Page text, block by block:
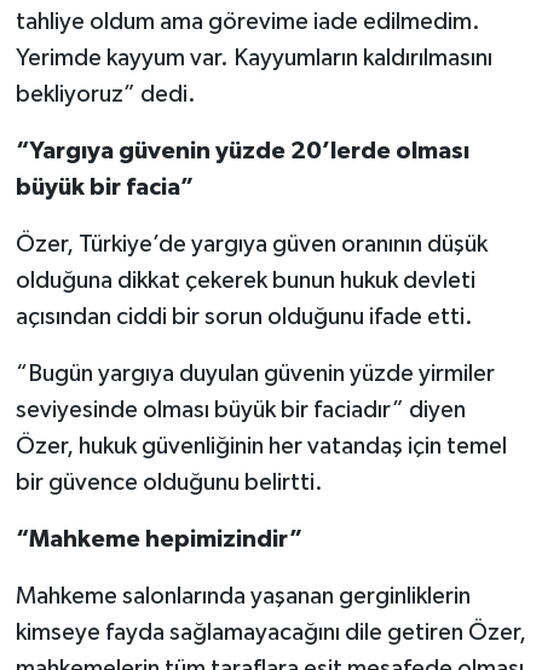
tahliye oldum ama görevime iade edilmedim.
Yerimde kayyum var. Kayyumların kaldırılmasını
bekliyoruz” dedi.
“Yargıya güvenin yüzde 20’lerde olması
büyük bir facia”
Özer, Türkiye’de yargıya güven oranının düşük
olduğuna dikkat çekerek bunun hukuk devleti
açısından ciddi bir sorun olduğunu ifade etti.
“Bugün yargıya duyulan güvenin yüzde yirmiler
seviyesinde olması büyük bir faciadır” diyen
Özer, hukuk güvenliğinin her vatandaş için temel
bir güvence olduğunu belirtti.
“Mahkeme hepimizindir”
Mahkeme salonlarında yaşanan gerginliklerin
kimseye fayda sağlamayacağını dile getiren Özer,